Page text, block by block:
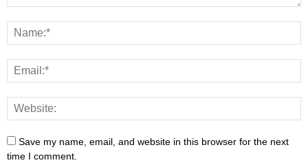
Save my name, email, and website in this browser for the next
time I comment.